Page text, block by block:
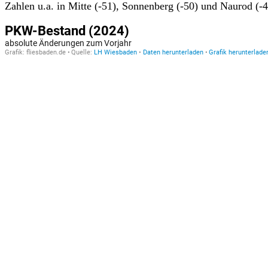
Zahlen u.a. in Mitte (-51), Sonnenberg (-50) und Naurod (-